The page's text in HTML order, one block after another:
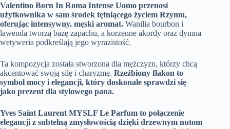
Valentino Born In Roma Intense Uomo przenosi
użytkownika w sam środek tętniącego życiem Rzymu,
oferując intensywny, męski aromat. Wanilia bourbon i
lawenda tworzą bazę zapachu, a korzenne akordy oraz dymna
wetyweria podkreślają jego wyrazistość.
Ta kompozycja została stworzona dla mężczyzn, którzy chcą
akcentować swoją siłę i charyzmę. Rzeźbiony flakon to
symbol mocy i elegancji, który doskonale sprawdzi się
jako prezent dla stylowego pana.
Yves Saint Laurent MYSLF Le Parfum to połączenie
elegancji z subtelną zmysłowością dzięki drzewnym nutom